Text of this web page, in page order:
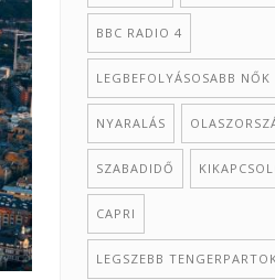
BBC RADIO 4
LEGBEFOLYÁSOSABB NŐK
NYARALÁS
SZABADIDŐ
CAPRI
LEGSZEBB